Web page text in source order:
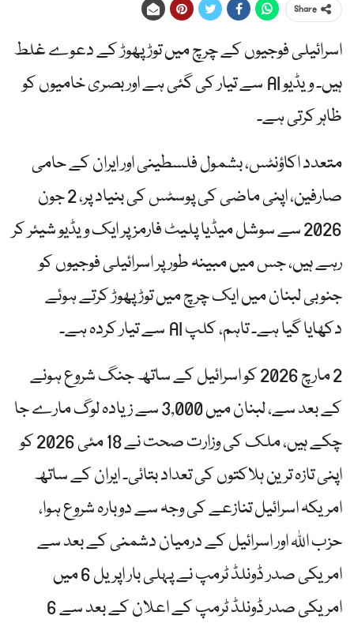
Share
اسرائیلی فوجیوں کے چرچ میں توڑ پھوڑ کے دعوے غلط
ہیں۔ ویڈیو AI سے تیار کی گئی ہے اور بصری خامیوں کو
ظاہر کرتی ہے۔
متعدد اکاؤنٹس، بشمول فلسطینی اور ایران کے حامی
صارفین، اپنی ماضی کی پوسٹس کی بنیاد پر، 2 جون
2026 سے سوشل میڈیا پلیٹ فارمز پر ایک ویڈیو شیئر کر
رہے ہیں، جس میں مبینہ طور پر اسرائیلی فوجیوں کو
جنوبی لبنان میں ایک چرچ میں توڑ پھوڑ کرتے ہوئے
دکھایا گیا ہے۔ تاہم، کلپ AI سے تیار کردہ ہے۔
2 مارچ 2026 کو اسرائیل کے ساتھ جنگ شروع ہونے
کے بعد سے، لبنان میں 3,000 سے زیادہ لوگ مارے جا
چکے ہیں، ملک کی وزارت صحت نے 18 مئی 2026 کو
اپنی تازہ ترین ہلاکتوں کی تعداد بتائی۔ ایران کے ساتھ
امریکہ اسرائیل تنازعے کی وجہ سے دوبارہ شروع ہوا،
حزب اللہ اور اسرائیل کے درمیان دشمنی کے بعد سے
امریکی صدر ڈونلڈ ٹرمپ نے پہلی بار اپریل 6 میں
امریکی صدر ڈونلڈ ٹرمپ کے اعلان کے بعد سے 6